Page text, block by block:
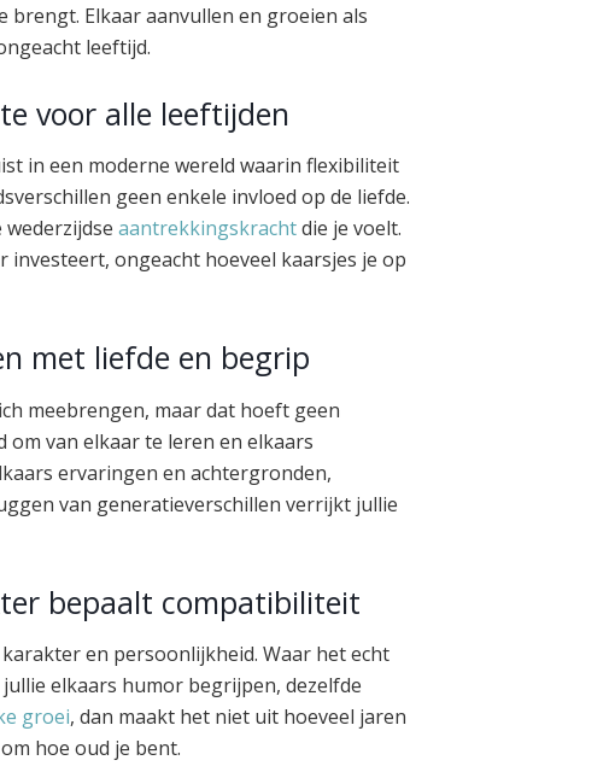
Elkaar aanvullen en groeien als
leeftijd.
voor alle leeftijden
in een moderne wereld waarin flexibiliteit
geen enkele invloed op de liefde.
aantrekkingskrachtdie je voelt.
ongeacht hoeveel kaarsjes je op
met liefde en begrip
meebrengen, maar dat hoeft geen
van elkaar te leren en elkaars
ervaringen en achtergronden,
van generatieverschillen verrijkt jullie
bepaalt compatibiliteit
en persoonlijkheid. Waar het echt
elkaars humor begrijpen, dezelfde
groei, dan maakt het niet uit hoeveel jaren
hoe oud je bent.